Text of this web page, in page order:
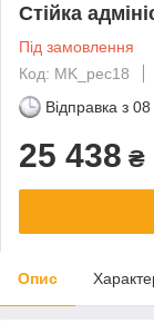
Стійка
Під замовлення
Код: MK_pec18
Відправка з 08
25 438 ₴
Опис